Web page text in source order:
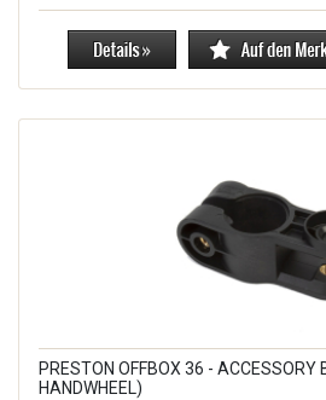
PRESTON OFFBOX 36 - ACCESSORY
HANDWHEEL)